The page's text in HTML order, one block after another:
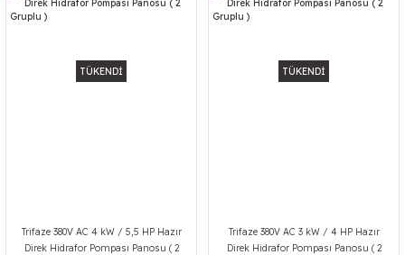
TÜKENDİ
Trifaze 380V AC 4 kW / 5,5 HP Hazır
Direk Hidrafor Pompası Panosu ( 2
TÜKENDİ
Trifaze 380V AC 3 kW / 4 HP Hazır
Direk Hidrafor Pompası Panosu ( 2